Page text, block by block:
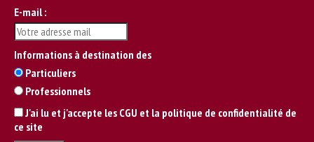
E-mail :
Informations à destination des
Particuliers
Professionnels
J'ai lu et j'accepte les CGU et la politique de confidentialité de
ce site